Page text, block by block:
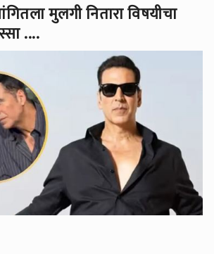
मुलगी नितारा विषयीचा
....